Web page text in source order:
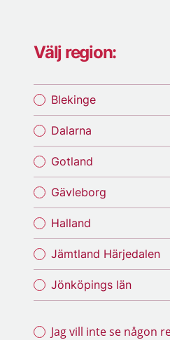
Välj region:
Blekinge
Dalarna
Gotland
Gävleborg
Halland
Jämtland Härjedalen
Jönköpings län
Jag vill inte se någon